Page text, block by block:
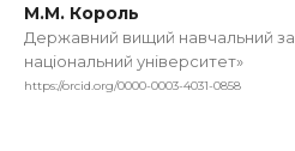
М.М. Король
Державний вищий навчальний
національний університет»
https://orcid.org/0000-0003-4031-0858